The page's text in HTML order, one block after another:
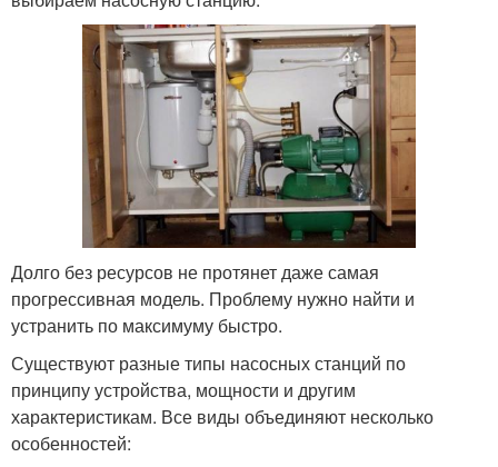
Долго без ресурсов не протянет даже самая
прогрессивная модель. Проблему нужно найти и
устранить по максимуму быстро.
Существуют разные типы насосных станций по
принципу устройства, мощности и другим
характеристикам. Все виды объединяют несколько
особенностей: